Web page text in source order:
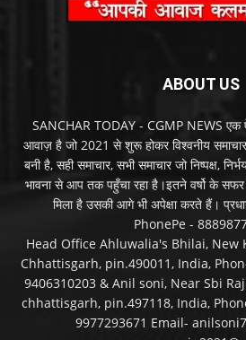
ABOUT US
SANCHAR TODAY - CGMP NEWS एक
आवाज़ है जो 2021 से शुरू होकर विश्वनीय
बनी है, सही समाचार, सभी समाचार जो निष्पक्ष,
भावना से आप तक पहुँचा रहा है।इतने वर्षो के
मिला है उसकी आगे भी अपेक्षा करते हैं।
PhonePe -
Head Office Ahluwalia's Bhilai, New
Chhattisgarh, pin.490011, India,
9406310203 & Anil soni, Near Sbi
chhattisgarh, pin.497118, India,
9977293671 Email-